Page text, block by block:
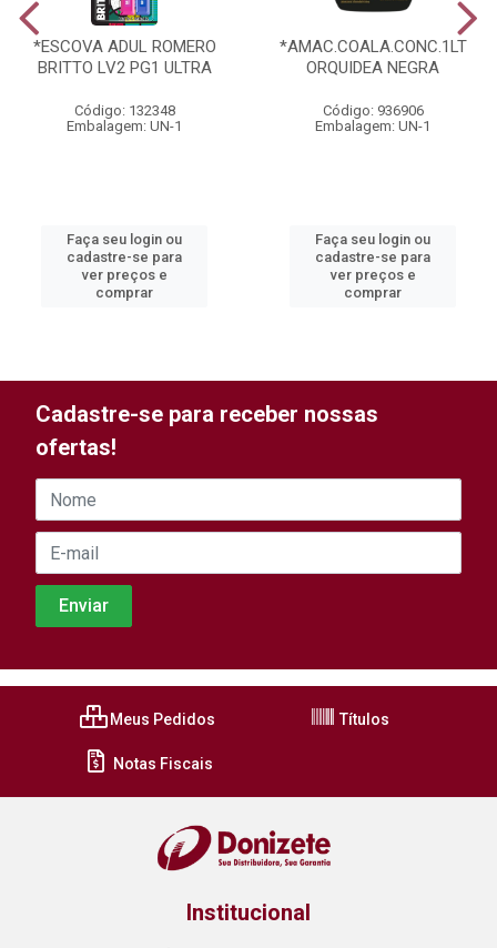
*ESCOVA ADUL ROMERO
BRITTO LV2 PG1 ULTRA
Código: 132348
Embalagem: UN-1
Faça seu login ou
cadastre-se para
ver preços e
comprar
*AMAC.COALA.CONC.1LT
ORQUIDEA NEGRA
Código: 936906
Embalagem: UN-1
Faça seu login ou
cadastre-se para
ver preços e
comprar
Cadastre-se para receber nossas
ofertas!
Meus Pedidos Títulos
Notas Fiscais
Institucional